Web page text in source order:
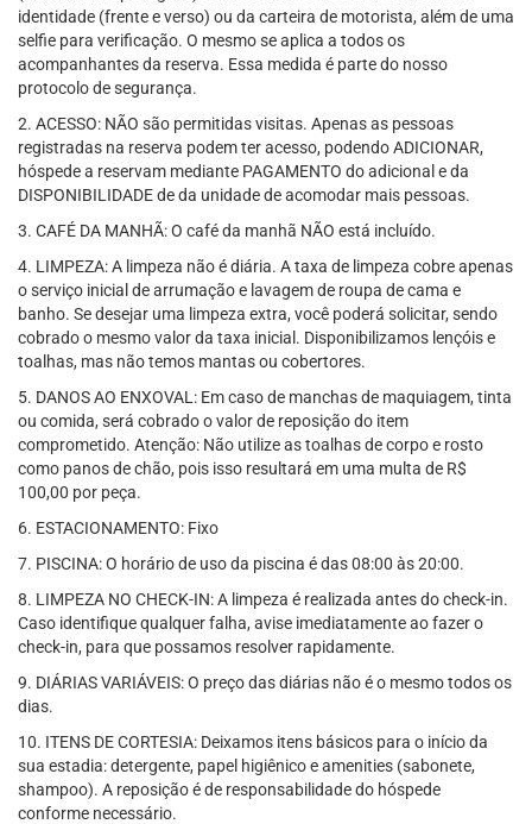
identidade (frente e verso) ou da carteira de motorista, além de uma
selfie para verificação. O mesmo se aplica a todos os
acompanhantes da reserva. Essa medida é parte do nosso
protocolo de segurança.
2. ACESSO: NÃO são permitidas visitas. Apenas as pessoas
registradas na reserva podem ter acesso, podendo ADICIONAR,
hóspede a reservam mediante PAGAMENTO do adicional e da
DISPONIBILIDADE de da unidade de acomodar mais pessoas.
3. CAFÉ DA MANHÃ: O café da manhã NÃO está incluído.
4. LIMPEZA: A limpeza não é diária. A taxa de limpeza cobre apenas
o serviço inicial de arrumação e lavagem de roupa de cama e
banho. Se desejar uma limpeza extra, você poderá solicitar, sendo
cobrado o mesmo valor da taxa inicial. Disponibilizamos lençóis e
toalhas, mas não temos mantas ou cobertores.
5. DANOS AO ENXOVAL: Em caso de manchas de maquiagem, tinta
ou comida, será cobrado o valor de reposição do item
comprometido. Atenção: Não utilize as toalhas de corpo e rosto
como panos de chão, pois isso resultará em uma multa de R$
100,00 por peça.
6. ESTACIONAMENTO: Fixo
7. PISCINA: O horário de uso da piscina é das 08:00 às 20:00.
8. LIMPEZA NO CHECK-IN: A limpeza é realizada antes do check-in.
Caso identifique qualquer falha, avise imediatamente ao fazer o
check-in, para que possamos resolver rapidamente.
9. DIÁRIAS VARIÁVEIS: O preço das diárias não é o mesmo todos os
dias.
10. ITENS DE CORTESIA: Deixamos itens básicos para o início da
sua estadia: detergente, papel higiênico e amenities (sabonete,
shampoo). A reposição é de responsabilidade do hóspede
conforme necessário.